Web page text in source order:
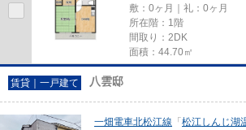
敷：0ヶ月｜礼：0ヶ月
所在階：1階
間取り：2DK
面積：44.70㎡
賃貸｜一戸建て 八雲邸
一畑電車北松江線 「 松江しんじ湖